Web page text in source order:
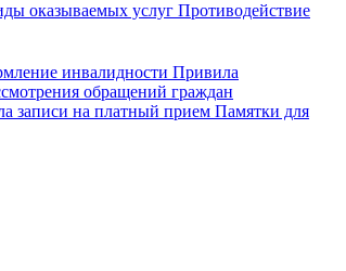
оказываемых услуг Противодействие
инвалидности Привила
обращений граждан
записи на платный прием Памятки для